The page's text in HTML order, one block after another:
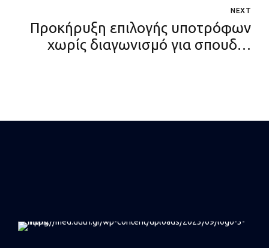
NEXT
Προκήρυξη επιλογής υποτρόφων
χωρίς διαγωνισμό για σπουδές